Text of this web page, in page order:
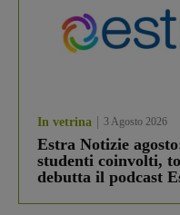
In vetrina 3 Agosto 2026
Estra Notizie
studenti coinvolti,
debutta il podcast